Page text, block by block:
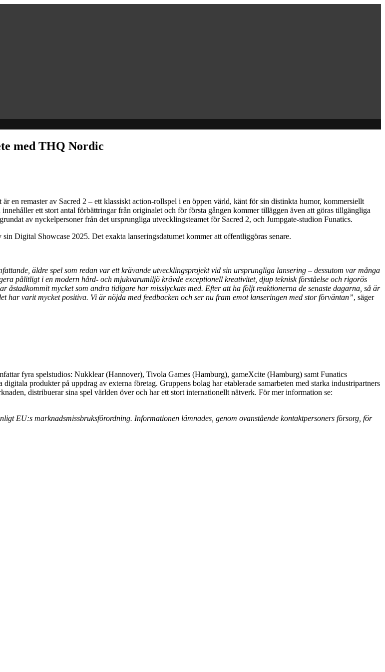
med THQ Nordic
en remaster av Sacred 2 – ett klassiskt action-rollspel i en öppen värld, känt för sin distinkta humor, kommersiellt
ett stort antal förbättringar från originalet och för första gången kommer tilläggen även att göras tillgängliga
av nyckelpersoner från det ursprungliga utvecklingsteamet för Sacred 2, och Jumpgate-studion Funatics.
Digital Showcase 2025. Det exakta lanseringsdatumet kommer att offentliggöras senare.
äldre spel som redan var ett krävande utvecklingsprojekt vid sin ursprungliga lansering – dessutom var många
pålitligt i en modern hård- och mjukvarumiljö krävde exceptionell kreativitet, djup teknisk förståelse och rigorös
mycket som andra tidigare har misslyckats med. Efter att ha följt reaktionerna de senaste dagarna, så är
varit mycket positiva. Vi är nöjda med feedbacken och ser nu fram emot lanseringen med stor förväntan”, säger
fyra spelstudios: Nukklear (Hannover), Tivola Games (Hamburg), gameXcite (Hamburg) samt Funatics
produkter på uppdrag av externa företag. Gruppens bolag har etablerade samarbeten med starka industripartners
distribuerar sina spel världen över och har ett stort internationellt nätverk. För mer information se:
EU:s marknadsmissbruksförordning. Informationen lämnades, genom ovanstående kontaktpersoners försorg, för